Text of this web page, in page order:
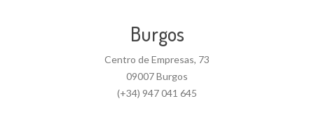
Burgos
Centro de Empresas, 73
09007 Burgos
(+34) 947 041 645